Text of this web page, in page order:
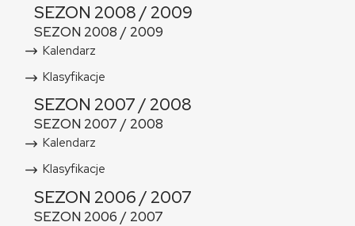
SEZON 2008 / 2009
SEZON 2008 / 2009
Kalendarz
Klasyfikacje
SEZON 2007 / 2008
SEZON 2007 / 2008
Kalendarz
Klasyfikacje
SEZON 2006 / 2007
SEZON 2006 / 2007